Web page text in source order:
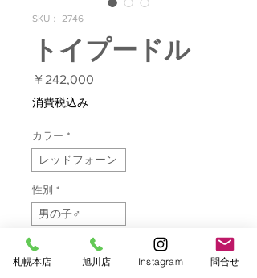
SKU： 2746
トイプードル
￥242,000
消費税込み
カラー *
レッドフォーン
性別 *
男の子♂
生年月日
2026/05/03生まれ
札幌本店 旭川店 Instagram 問合せ